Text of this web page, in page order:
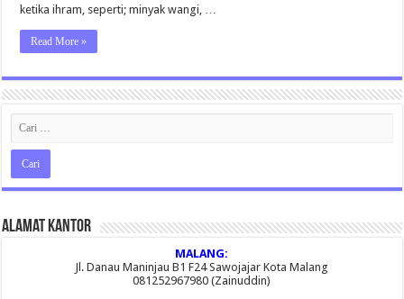
ketika ihram, seperti; minyak wangi, …
Read More »
Alamat Kantor
MALANG:
Jl. Danau Maninjau B1 F24 Sawojajar Kota Malang
081252967980 (Zainuddin)